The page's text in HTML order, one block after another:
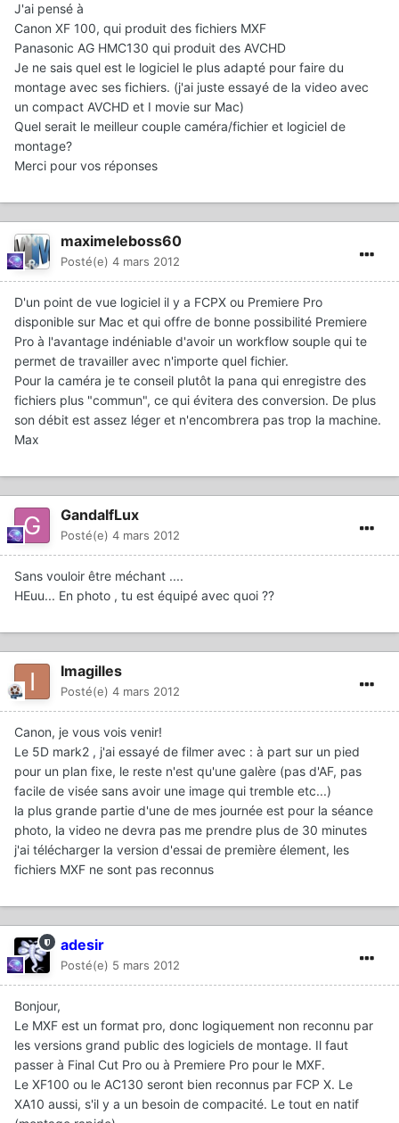
J'ai pensé à
Canon XF 100, qui produit des fichiers MXF
Panasonic AG HMC130 qui produit des AVCHD
Je ne sais quel est le logiciel le plus adapté pour faire du
montage avec ses fichiers. (j'ai juste essayé de la video avec
un compact AVCHD et I movie sur Mac)
Quel serait le meilleur couple caméra/fichier et logiciel de
montage?
Merci pour vos réponses
maximeleboss60
Posté(e) 4 mars 2012
D'un point de vue logiciel il y a FCPX ou Premiere Pro
disponible sur Mac et qui offre de bonne possibilité Premiere
Pro à l'avantage indéniable d'avoir un workflow souple qui te
permet de travailler avec n'importe quel fichier.
Pour la caméra je te conseil plutôt la pana qui enregistre des
fichiers plus "commun", ce qui évitera des conversion. De plus
son débit est assez léger et n'encombrera pas trop la machine.
Max
GandalfLux
Posté(e) 4 mars 2012
Sans vouloir être méchant ....
HEuu... En photo , tu est équipé avec quoi ??
Imagilles
Posté(e) 4 mars 2012
Canon, je vous vois venir!
Le 5D mark2 , j'ai essayé de filmer avec : à part sur un pied
pour un plan fixe, le reste n'est qu'une galère (pas d'AF, pas
facile de visée sans avoir une image qui tremble etc...)
la plus grande partie d'une de mes journée est pour la séance
photo, la video ne devra pas me prendre plus de 30 minutes
j'ai télécharger la version d'essai de première élement, les
fichiers MXF ne sont pas reconnus
adesir
Posté(e) 5 mars 2012
Bonjour,
Le MXF est un format pro, donc logiquement non reconnu par
les versions grand public des logiciels de montage. Il faut
passer à Final Cut Pro ou à Premiere Pro pour le MXF.
Le XF100 ou le AC130 seront bien reconnus par FCP X. Le
XA10 aussi, s'il y a un besoin de compacité. Le tout en natif